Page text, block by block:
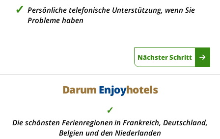
Persönliche telefonische Unterstützung, wenn Sie
Probleme haben
Nächster Schritt
Darum Enjoyhotels
✓
Die schönsten Ferienregionen in Frankreich, Deutschland,
Belgien und den Niederlanden